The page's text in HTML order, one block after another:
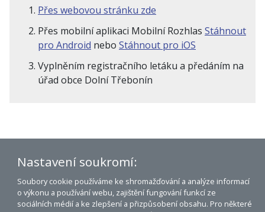
Přes webovou stránku zde
Přes mobilní aplikaci Mobilní Rozhlas Stáhnout
pro Android nebo Stáhnout pro iOS
Vyplněním registračního letáku a předáním na
úřad obce Dolní Třebonín
Dolní Třebonín na mapě
Prohlášení o přístupnosti
© 2007 - 2026 Obec Dolní Třebonín
Nastavení soukromí:
Soubory cookie používáme ke shromažďování a analýze informací
o výkonu a používání webu, zajištění fungování funkcí ze
sociálních médií a ke zlepšení a přizpůsobení obsahu. Pro některé